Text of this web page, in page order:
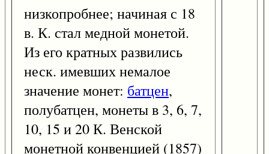
низкопробнее; начиная с 18
в. К. стал медной монетой.
Из его кратных развились
неск. имевших немалое
значение монет: батцен,
полубатцен, монеты в 3, 6, 7,
10, 15 и 20 К. Венской
монетной конвенцией (1857)